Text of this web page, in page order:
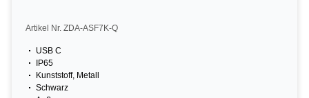
Artikel Nr. ZDA-ASF7K-Q
USB C
IP65
Kunststoff, Metall
Schwarz